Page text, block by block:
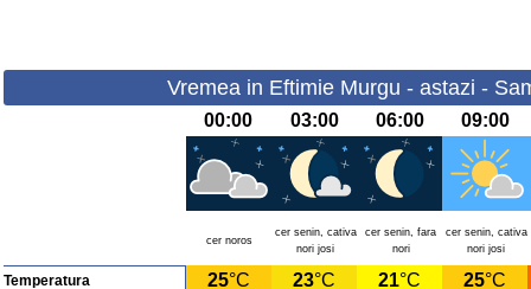
Vremea in Eftimie Murgu - astazi -
00:00 03:00 06:00 09:00
cer noros
cer senin, cativa
nori josi
cer senin, fara
nori
cer senin, cativa
nori josi
Temperatura 25°C 23°C 21°C 25°C